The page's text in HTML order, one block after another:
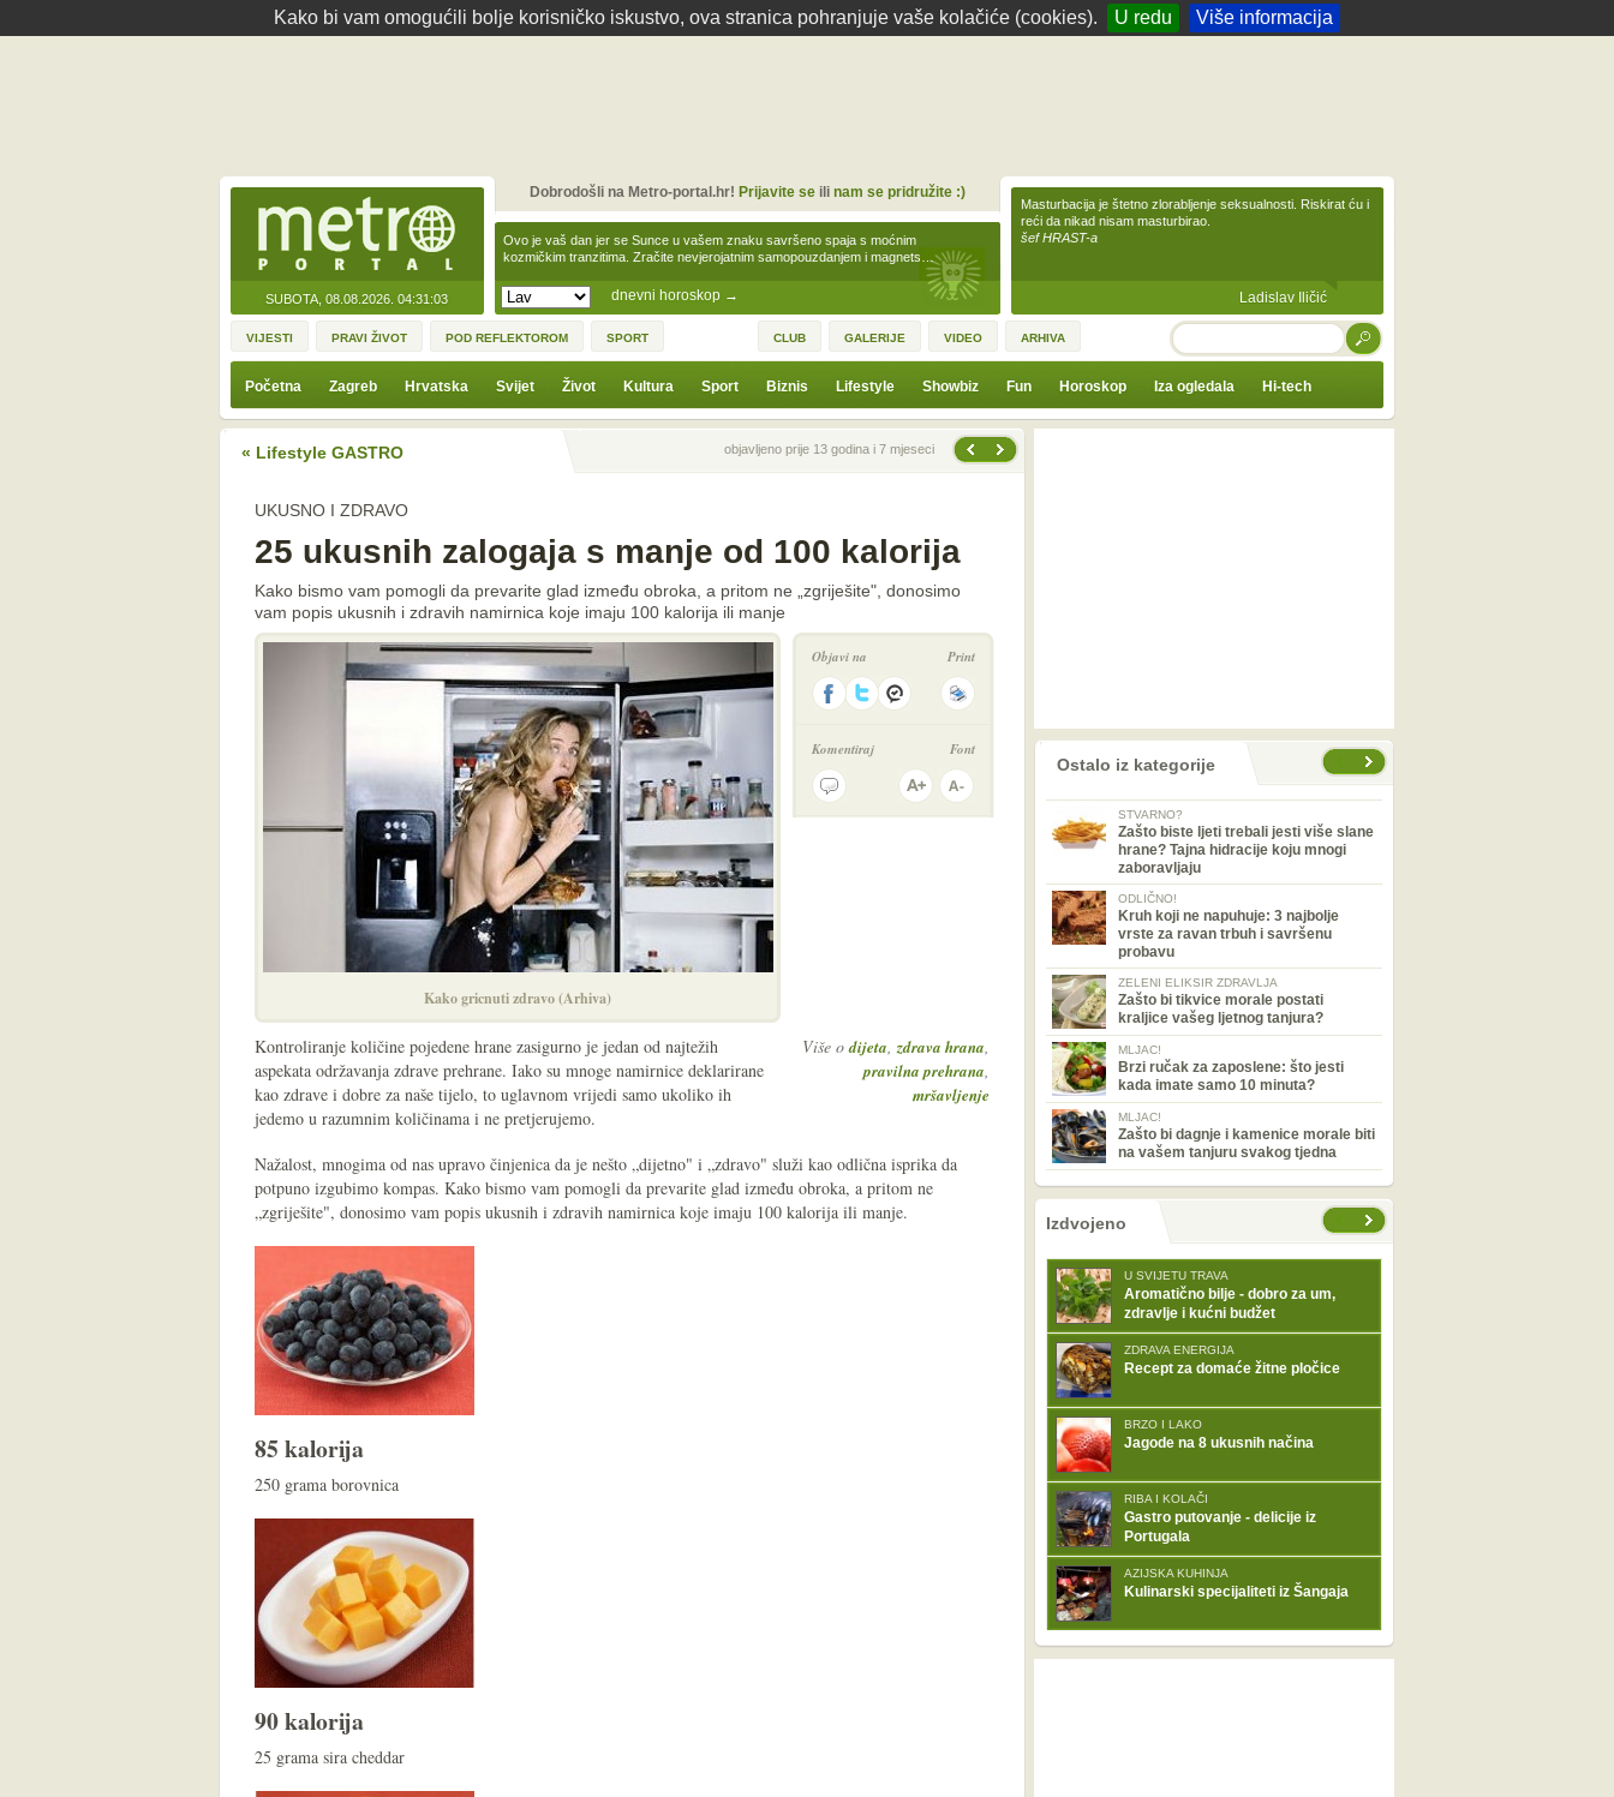
Kako bi vam omogućili bolje korisničko iskustvo, ova stranica pohranjuje vaše kolačiće (cookies). U redu Više informacija
SUBOTA, 08.08.2026. 04:31:03 dnevni horoskop →
Ovo je vaš dan jer se Sunce u vašem znaku savršeno spaja s moćnim
kozmičkim tranzitima. Zračite nevjerojatnim samopouzdanjem i magnets…
Dobrodošli na Metro-portal.hr! Prijavite seili nam se pridružite :)
Masturbacija je štetno zlorabljenje seksualnosti. Riskirat ću i
reći da nikad nisam masturbirao.
šef HRAST-a
Ladislav Iličić
VIJESTI PRAVI ŽIVOT POD REFLEKTOROM SPORT CLUB GALERIJE VIDEO ARHIVA TRAŽI
Početna Zagreb Hrvatska Svijet Život Kultura Sport Biznis Lifestyle Showbiz Fun Horoskop Iza ogledala Hi-tech
« Lifestyle GASTRO Prethodna vijestobjavljeno prije 13 godina i 7 mjeseci
UKUSNO I ZDRAVO
25 ukusnih zalogaja s manje od 100 kalorija
Kako bismo vam pomogli da prevarite glad između obroka, a pritom ne „zgriješite", donosimo
vam popis ukusnih i zdravih namirnica koje imaju 100 kalorija ili manje
Kako gricnuti zdravo (Arhiva)
Objavi na Print
Komentiraj Font
Više odijeta,zdrava hrana,
pravilna prehrana,
mršavljenje
Kontroliranje količine pojedene hrane zasigurno je jedan od najtežih
aspekata održavanja zdrave prehrane. Iako su mnoge namirnice deklarirane
kao zdrave i dobre za naše tijelo, to uglavnom vrijedi samo ukoliko ih
jedemo u razumnim količinama i ne pretjerujemo.
Nažalost, mnogima od nas upravo činjenica da je nešto „dijetno" i „zdravo" služi kao odlična isprika da
potpuno izgubimo kompas. Kako bismo vam pomogli da prevarite glad između obroka, a pritom ne
„zgriješite", donosimo vam popis ukusnih i zdravih namirnica koje imaju 100 kalorija ili manje.
85 kalorija
250 grama borovnica
90 kalorija
25 grama sira cheddar
prethodno Ostalo iz kategorije
STVARNO?
Zašto biste ljeti trebali jesti više slane
hrane? Tajna hidracije koju mnogi
zaboravljaju
ODLIČNO!
Kruh koji ne napuhuje: 3 najbolje
vrste za ravan trbuh i savršenu
probavu
ZELENI ELIKSIR ZDRAVLJA
Zašto bi tikvice morale postati
kraljice vašeg ljetnog tanjura?
MLJAC!
Brzi ručak za zaposlene: što jesti
kada imate samo 10 minuta?
MLJAC!
Zašto bi dagnje i kamenice morale biti
na vašem tanjuru svakog tjedna
nema prethodne stranice
sljedećeIzdvojeno
U SVIJETU TRAVA
Aromatično bilje - dobro za um,
zdravlje i kućni budžet
ZDRAVA ENERGIJA
Recept za domaće žitne pločice
BRZO I LAKO
Jagode na 8 ukusnih načina
RIBA I KOLAČI
Gastro putovanje - delicije iz
Portugala
AZIJSKA KUHINJA
Kulinarski specijaliteti iz Šangaja